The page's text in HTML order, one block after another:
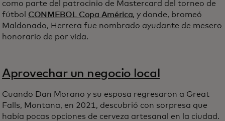
como parte del patrocinio de Mastercard del torneo de
fútbol CONMEBOL Copa América, y donde, bromeó
Maldonado, Herrera fue nombrado ayudante de mesero
honorario de por vida.
Aprovechar un negocio local
Cuando Dan Morano y su esposa regresaron a Great
Falls, Montana, en 2021, descubrió con sorpresa que
había pocas opciones de cerveza artesanal en la ciudad.